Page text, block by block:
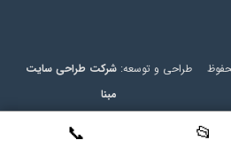
طراحی و توسعه: شرکت طراحی سایت
مبنا